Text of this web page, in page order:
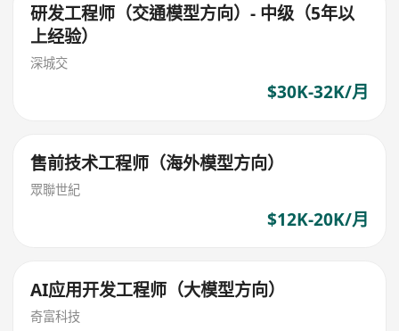
研发工程师（交通模型方向）- 中级（5年以
上经验）
深城交
$30K-32K/月
售前技术工程师（海外模型方向）
眾聯世紀
$12K-20K/月
AI应用开发工程师（大模型方向）
奇富科技